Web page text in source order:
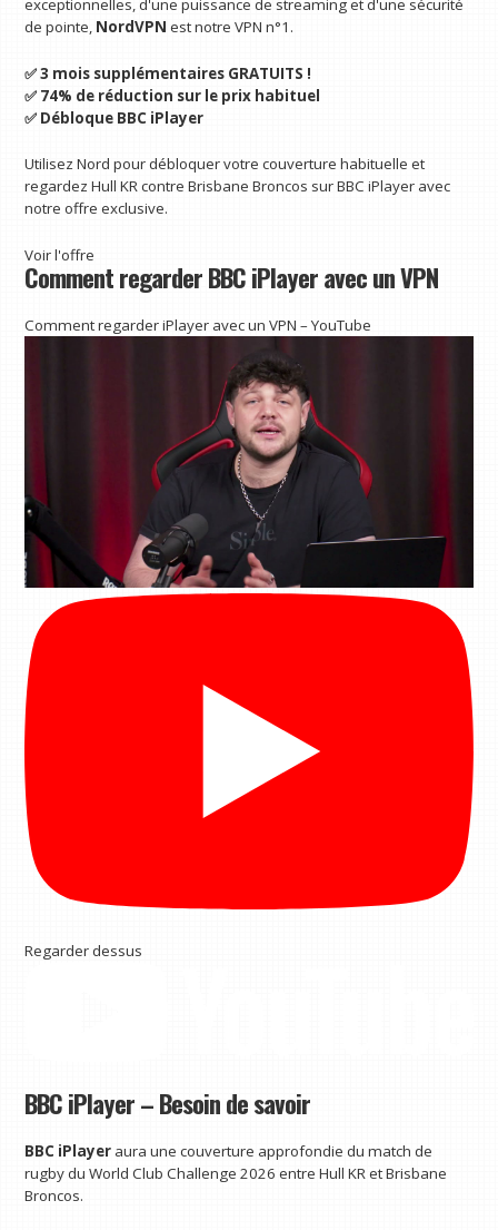
exceptionnelles, d'une puissance de streaming et d'une sécurité
de pointe, NordVPN est notre VPN n°1.
✅ 3 mois supplémentaires GRATUITS !
✅ 74% de réduction sur le prix habituel
✅ Débloque BBC iPlayer
Utilisez Nord pour débloquer votre couverture habituelle et
regardez Hull KR contre Brisbane Broncos sur BBC iPlayer avec
notre offre exclusive.
Voir l'offre
Comment regarder BBC iPlayer avec un VPN
Comment regarder iPlayer avec un VPN – YouTube
Regarder dessus
BBC iPlayer – Besoin de savoir
BBC iPlayer aura une couverture approfondie du match de
rugby du World Club Challenge 2026 entre Hull KR et Brisbane
Broncos.